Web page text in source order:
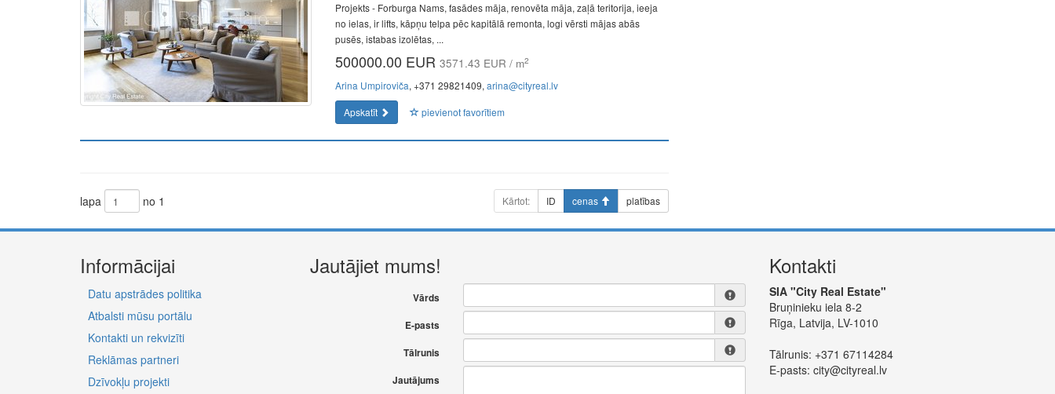
Projekts - Forburga Nams, fasādes māja, renovēta māja, zaļā teritorija, ieeja
no ielas, ir lifts, kāpņu telpa pēc kapitālā remonta, logi vērsti mājas abās
pusēs, istabas izolētas, ...
500000.00 EUR 3571.43 EUR / m2
Arina Umpiroviča, +371 29821409, arina@cityreal.lv
Apskatīt
pievienot favorītiem
lapa no 1 Kārtot: ID cenas platības
Informācijai
Datu apstrādes politika
Atbalsti mūsu portālu
Kontakti un rekvizīti
Reklāmas partneri
Dzīvokļu projekti
Jautājiet mums!
Vārds
E-pasts
Tālrunis
Jautājums
Kontakti
SIA "City Real Estate"
Bruņinieku iela 8-2
Rīga, Latvija, LV-1010
Tālrunis: +371 67114284
E-pasts: city@cityreal.lv